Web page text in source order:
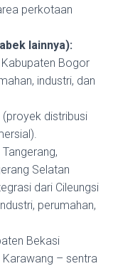
perkotaan
lainnya):
Bogor
industri, dan
(proyek distribusi
Selatan
dari Cileungsi
perumahan,
Bekasi
Karawang – sentra